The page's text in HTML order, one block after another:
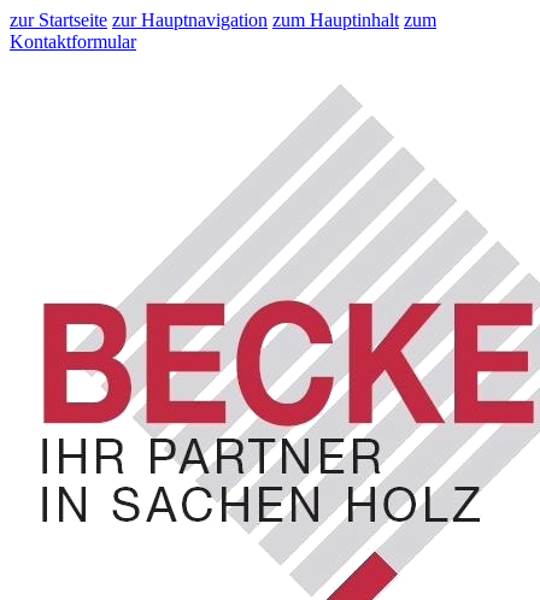
zur Startseite zur Hauptnavigation zum Hauptinhalt zum
Kontaktformular